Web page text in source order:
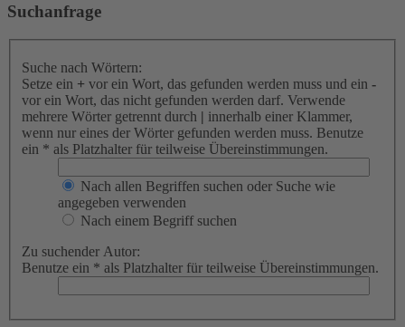
Suchanfrage
Suche nach Wörtern:
Setze ein + vor ein Wort, das gefunden werden muss und ein -
vor ein Wort, das nicht gefunden werden darf. Verwende
mehrere Wörter getrennt durch | innerhalb einer Klammer,
wenn nur eines der Wörter gefunden werden muss. Benutze
ein * als Platzhalter für teilweise Übereinstimmungen.
Nach allen Begriffen suchen oder Suche wie
angegeben verwenden
Nach einem Begriff suchen
Zu suchender Autor:
Benutze ein * als Platzhalter für teilweise Übereinstimmungen.